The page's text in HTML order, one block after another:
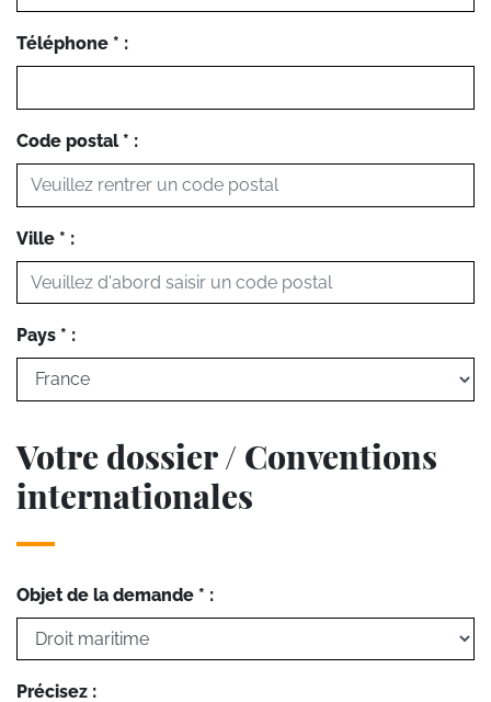
Téléphone * :
Code postal * :
Ville * :
Pays * :
Votre dossier / Conventions
internationales
Objet de la demande * :
Précisez :